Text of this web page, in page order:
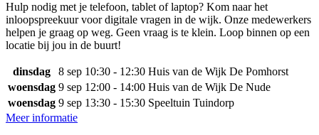
Hulp nodig met je telefoon, tablet of laptop? Kom naar het
inloopspreekuur voor digitale vragen in de wijk. Onze medewerkers
helpen je graag op weg. Geen vraag is te klein. Loop binnen op een
locatie bij jou in de buurt!
dinsdag 8 sep 10:30 - 12:30 Huis van de Wijk De Pomhorst
woensdag 9 sep 12:00 - 14:00 Huis van de Wijk De Nude
woensdag 9 sep 13:30 - 15:30 Speeltuin Tuindorp
Meer informatie